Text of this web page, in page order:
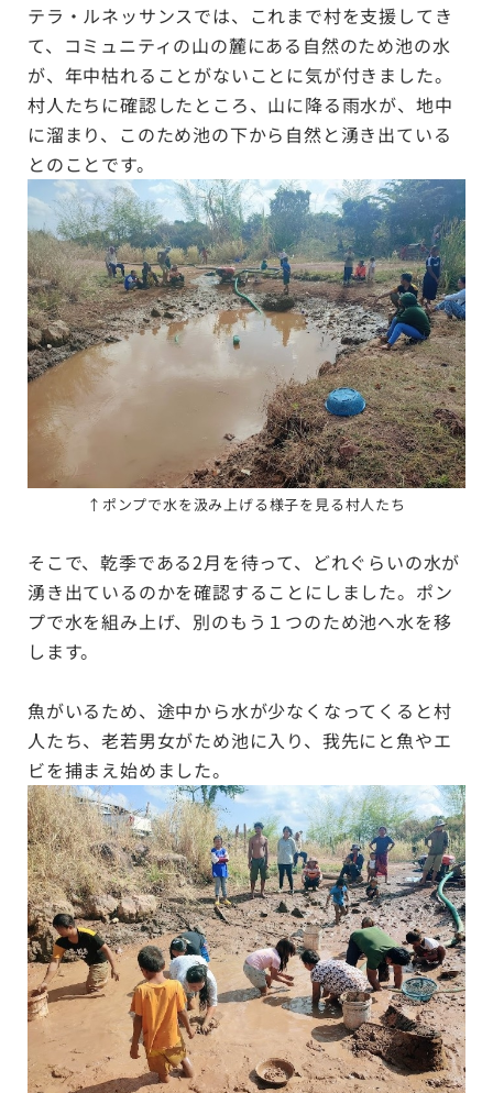
テラ・ルネッサンスでは、これまで村を支援してき
て、コミュニティの山の麓にある自然のため池の水
が、年中枯れることがないことに気が付きました。
村人たちに確認したところ、山に降る雨水が、地中
に溜まり、このため池の下から自然と湧き出ている
とのことです。
↑ ポンプで水を汲み上げる様子を見る村人たち
そこで、乾季である2月を待って、どれぐらいの水が
湧き出ているのかを確認することにしました。ポン
プで水を組み上げ、別のもう１つのため池へ水を移
します。
魚がいるため、途中から水が少なくなってくると村
人たち、老若男女がため池に入り、我先にと魚やエ
ビを捕まえ始めました。